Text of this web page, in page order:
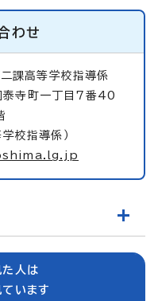
わせ
課高等学校指導係
寺町一丁目7番40
校指導係）
た人は
ています